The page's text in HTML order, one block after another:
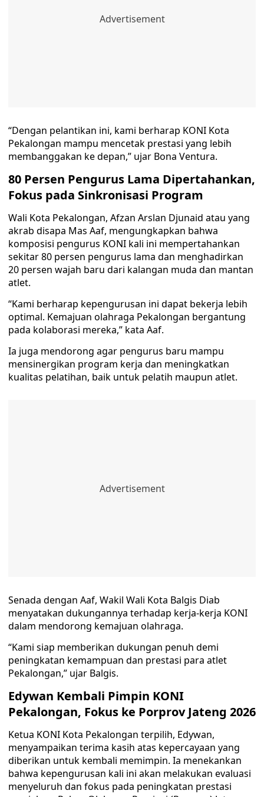
“Dengan pelantikan ini, kami berharap KONI Kota
Pekalongan mampu mencetak prestasi yang lebih
membanggakan ke depan,” ujar Bona Ventura.
80 Persen Pengurus Lama Dipertahankan,
Fokus pada Sinkronisasi Program
Wali Kota Pekalongan, Afzan Arslan Djunaid atau yang
akrab disapa Mas Aaf, mengungkapkan bahwa
komposisi pengurus KONI kali ini mempertahankan
sekitar 80 persen pengurus lama dan menghadirkan
20 persen wajah baru dari kalangan muda dan mantan
atlet.
“Kami berharap kepengurusan ini dapat bekerja lebih
optimal. Kemajuan olahraga Pekalongan bergantung
pada kolaborasi mereka,” kata Aaf.
Ia juga mendorong agar pengurus baru mampu
mensinergikan program kerja dan meningkatkan
kualitas pelatihan, baik untuk pelatih maupun atlet.
Senada dengan Aaf, Wakil Wali Kota Balgis Diab
menyatakan dukungannya terhadap kerja-kerja KONI
dalam mendorong kemajuan olahraga.
“Kami siap memberikan dukungan penuh demi
peningkatan kemampuan dan prestasi para atlet
Pekalongan,” ujar Balgis.
Edywan Kembali Pimpin KONI
Pekalongan, Fokus ke Porprov Jateng 2026
Ketua KONI Kota Pekalongan terpilih, Edywan,
menyampaikan terima kasih atas kepercayaan yang
diberikan untuk kembali memimpin. Ia menekankan
bahwa kepengurusan kali ini akan melakukan evaluasi
menyeluruh dan fokus pada peningkatan prestasi